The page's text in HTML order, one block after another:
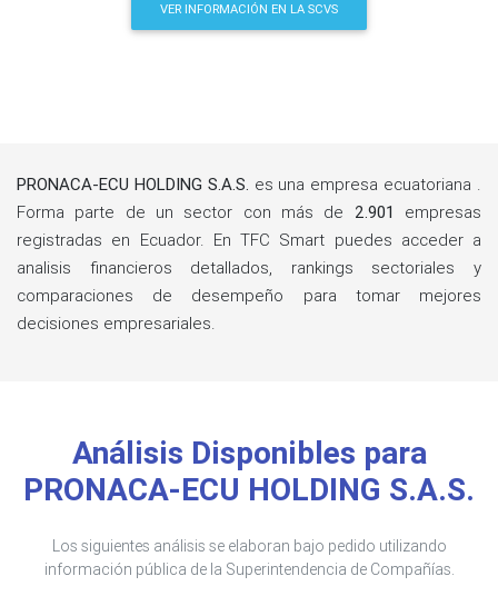
VER INFORMACIÓN EN LA SCVS
PRONACA-ECU HOLDING S.A.S. es una empresa ecuatoriana .
Forma parte de un sector con más de 2.901
empresas
registradas en Ecuador. En TFC Smart puedes acceder a
analisis financieros detallados, rankings sectoriales y
comparaciones de desempeño para tomar mejores
decisiones empresariales.
Análisis Disponibles para
PRONACA-ECU HOLDING S.A.S.
Los siguientes análisis se elaboran bajo pedido utilizando
información pública de la Superintendencia de Compañías.